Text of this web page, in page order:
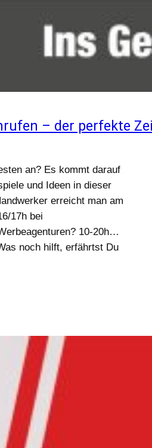
– der perfekte
an? Es kommt darauf
und Ideen in dieser
erreicht man am
17h bei
10-20h…
noch hilft, erfährtst Du